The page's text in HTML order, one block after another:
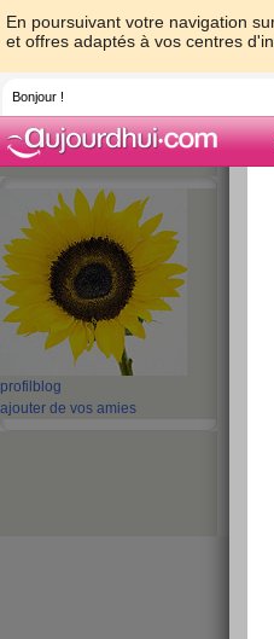
En poursuivant votre navigation
et offres adaptés à vos centres
Bonjour !
profil blog
ajouter de vos amies